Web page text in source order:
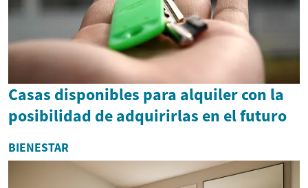
Casas disponibles para alquiler con la
posibilidad de adquirirlas en el futuro
BIENESTAR